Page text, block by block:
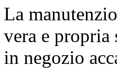
La
vera e
in negozio